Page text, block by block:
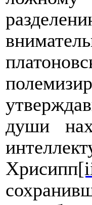
души
Хрисипп